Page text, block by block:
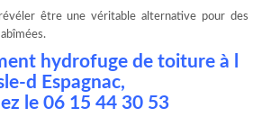
être une véritable alternative pour des
hydrofuge de toiture à l
d Espagnac,
le 06 15 44 30 53